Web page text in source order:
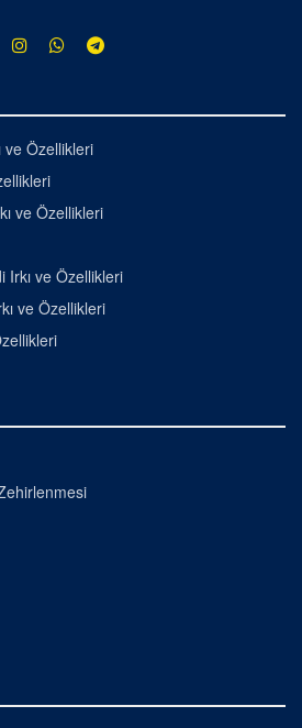
ve Özellikleri
ve Özellikleri
Irkı ve Özellikleri
ve Özellikleri